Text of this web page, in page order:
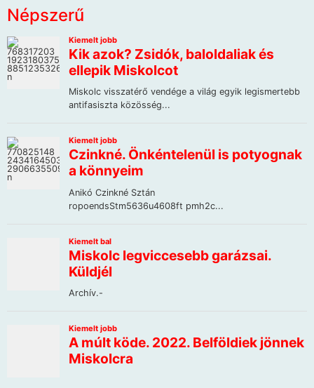
Népszerű